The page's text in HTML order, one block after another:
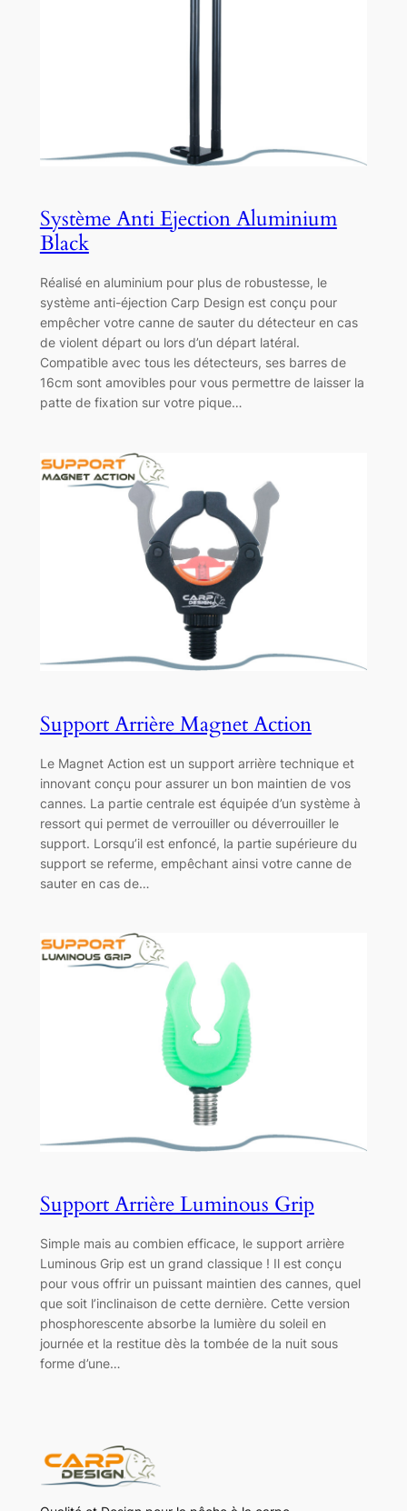
Système Anti Ejection Aluminium
Black
Réalisé en aluminium pour plus de robustesse, le
système anti-éjection Carp Design est conçu pour
empêcher votre canne de sauter du détecteur en cas
de violent départ ou lors d’un départ latéral.
Compatible avec tous les détecteurs, ses barres de
16cm sont amovibles pour vous permettre de laisser la
patte de fixation sur votre pique…
Support Arrière Magnet Action
Le Magnet Action est un support arrière technique et
innovant conçu pour assurer un bon maintien de vos
cannes. La partie centrale est équipée d’un système à
ressort qui permet de verrouiller ou déverrouiller le
support. Lorsqu’il est enfoncé, la partie supérieure du
support se referme, empêchant ainsi votre canne de
sauter en cas de…
Support Arrière Luminous Grip
Simple mais au combien efficace, le support arrière
Luminous Grip est un grand classique ! Il est conçu
pour vous offrir un puissant maintien des cannes, quel
que soit l’inclinaison de cette dernière. Cette version
phosphorescente absorbe la lumière du soleil en
journée et la restitue dès la tombée de la nuit sous
forme d’une…